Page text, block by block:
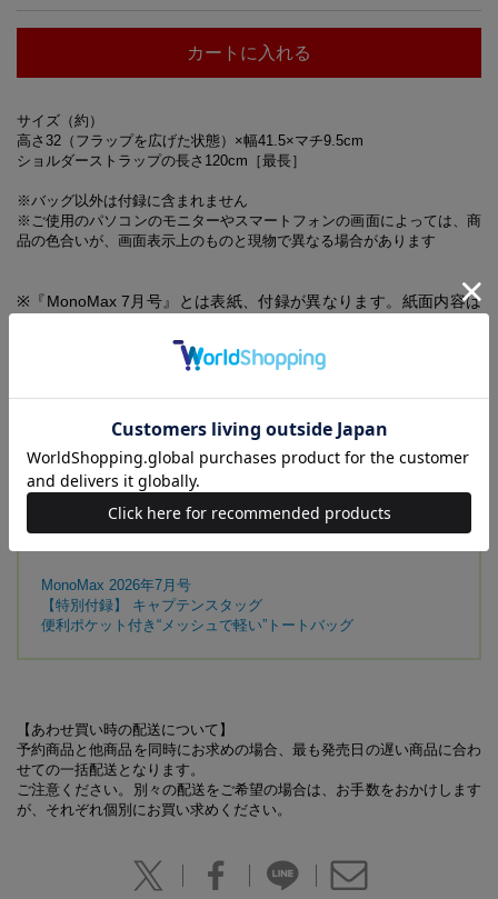
カートに入れる
サイズ（約）
高さ32（フラップを広げた状態）×幅41.5×マチ9.5cm
ショルダーストラップの長さ120cm［最長］
※バッグ以外は付録に含まれません
※ご使用のパソコンのモニターやスマートフォンの画面によっては、商
品の色合いが、画面表示上のものと現物で異なる場合があります
※『MonoMax 7月号』とは表紙、付録が異なります。紙面内容は
【MonoMax7月号増刊 付録対応事務局】
（土・日・祝日を除く）
受付期間／2026年8月14日(金)まで
MonoMax 2026年7月号
【特別付録】 キャプテンスタッグ
便利ポケット付き“メッシュで軽い”トートバッグ
【あわせ買い時の配送について】
予約商品と他商品を同時にお求めの場合、最も発売日の遅い商品に合わ
せての一括配送となります。
ご注意ください。別々の配送をご希望の場合は、お手数をおかけします
が、それぞれ個別にお買い求めください。